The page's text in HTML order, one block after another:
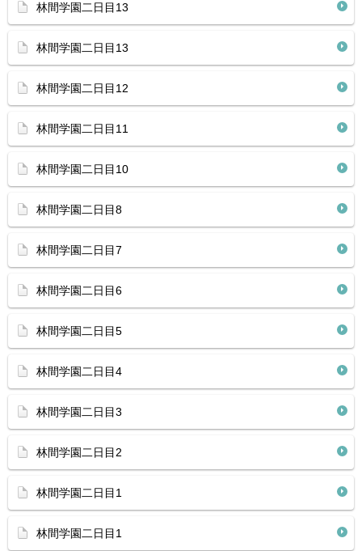
林間学園二日目13
林間学園二日目13
林間学園二日目12
林間学園二日目11
林間学園二日目10
林間学園二日目8
林間学園二日目7
林間学園二日目6
林間学園二日目5
林間学園二日目4
林間学園二日目3
林間学園二日目2
林間学園二日目1
林間学園二日目1